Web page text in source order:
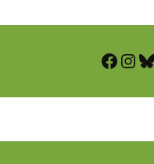
Facebook InstagramBluesky